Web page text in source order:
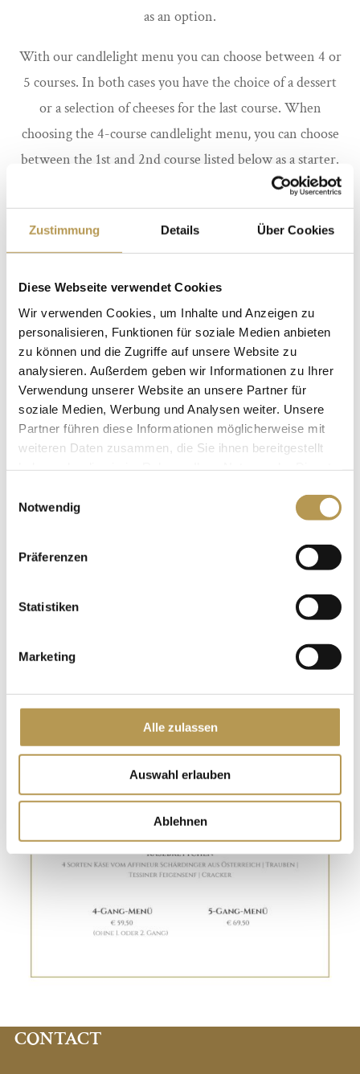
Zustimmung Details Über Cookies
Diese Webseite verwendet Cookies
Wir verwenden Cookies, um Inhalte und Anzeigen zu
personalisieren, Funktionen für soziale Medien anbieten
zu können und die Zugriffe auf unsere Website zu
analysieren. Außerdem geben wir Informationen zu Ihrer
Verwendung unserer Website an unsere Partner für
soziale Medien, Werbung und Analysen weiter. Unsere
Partner führen diese Informationen möglicherweise mit
weiteren Daten zusammen, die Sie ihnen bereitgestellt
Notwendig
Präferenzen
Statistiken
Marketing
Alle zulassen
Auswahl erlauben
Ablehnen
as an option.
With our candlelight menu you can choose between 4 or
5 courses. In both cases you have the choice of a dessert
or a selection of cheeses for the last course. When
choosing the 4-course candlelight menu, you can choose
between the 1st and 2nd course listed below as a starter.
Here too, the wine recommendation including a bottle
of water can be ordered as an option.
The average gives the world its existence, the
extraordinary its value.
Oscar Wilde
CONTACT